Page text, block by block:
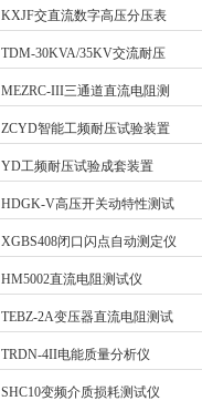
KXJF交直流数字高压分压表
TDM-30KVA/35KV交流耐压
MEZRC-III三通道直流电阻测
ZCYD智能工频耐压试验装置
YD工频耐压试验成套装置
HDGK-V高压开关动特性测试
XGBS408闭口闪点自动测定仪
HM5002直流电阻测试仪
TEBZ-2A变压器直流电阻测试
TRDN-4II电能质量分析仪
SHC10变频介质损耗测试仪